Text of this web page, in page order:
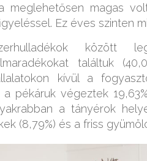
meglehetősen magas
Ez éves szinten
között
találtuk
kívül a
pékáruk végeztek
a tányérok
(8,79%) és a friss